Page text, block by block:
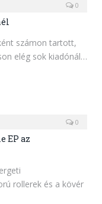
0
számon tartott,
elég sok kiadónál…
0
EP az
rollerek és a kövér